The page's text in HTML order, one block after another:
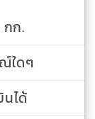
กก.
ใดๆ
ได้